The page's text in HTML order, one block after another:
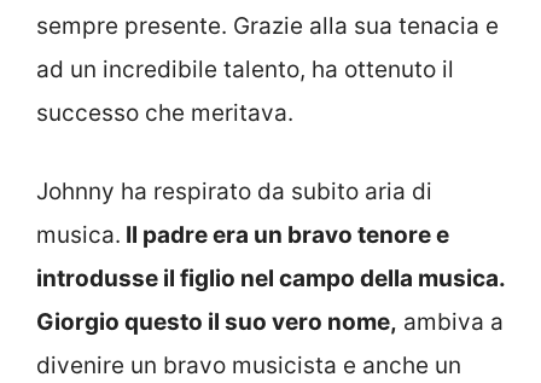
sempre presente. Grazie alla sua tenacia e
ad un incredibile talento, ha ottenuto il
successo che meritava.
Johnny ha respirato da subito aria di
musica. Il padre era un bravo tenore e
introdusse il figlio nel campo della musica.
Giorgio questo il suo vero nome, ambiva a
divenire un bravo musicista e anche un